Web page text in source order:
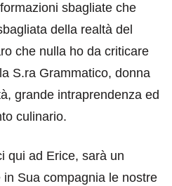
sbagliate che
della realtà del
che nulla ho da criticare
S.ra Grammatico, donna
grande intraprendenza ed
culinario.
qui ad Erice, sarà un
in Sua compagnia le nostre